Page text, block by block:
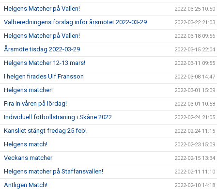
Helgens Matcher på Vallen! 2022-03-25 10:50
Valberedningens förslag inför årsmötet 2022-03-29 2022-03-22 21:03
Helgens Matcher på Vallen! 2022-03-18 09:56
Årsmöte tisdag 2022-03-29 2022-03-15 22:04
Helgens Matcher 12-13 mars! 2022-03-11 09:55
I helgen firades Ulf Fransson 2022-03-08 14:47
Helgens matcher! 2022-03-01 15:09
Fira in våren på lördag! 2022-03-01 10:58
Individuell fotbollsträning i Skåne 2022 2022-02-24 21:05
Kansliet stängt fredag 25 feb! 2022-02-24 11:15
Helgens match! 2022-02-23 15:09
Veckans matcher 2022-02-15 13:34
Helgens matcher på Staffansvallen! 2022-02-11 11:10
Äntligen Match! 2022-02-10 14:18